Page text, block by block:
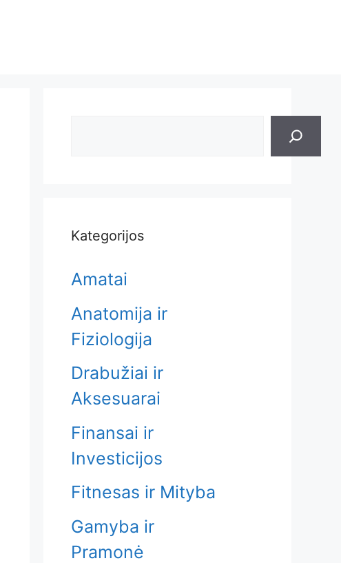
Kategorijos
Amatai
Anatomija ir
Fiziologija
Drabužiai ir
Aksesuarai
Finansai ir
Investicijos
Fitnesas ir Mityba
Gamyba ir
Pramonė